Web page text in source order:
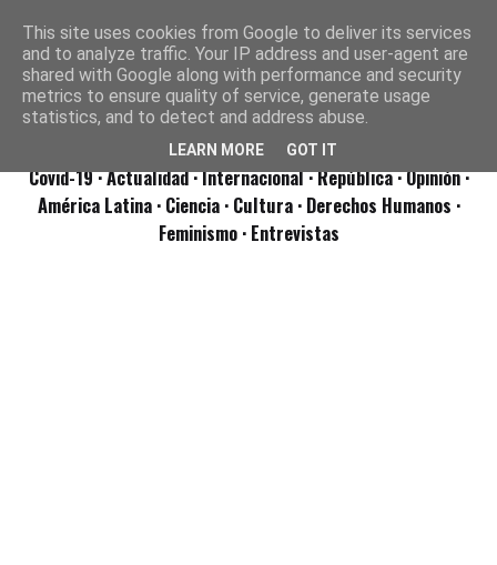
Covid-19· Actualidad· Internacional· República· Opinión·
América Latina · Ciencia · Cultura · Derechos Humanos ·
Feminismo · Entrevistas
This site uses cookies from Google to deliver its services
and to analyze traffic. Your IP address and user-agent are
shared with Google along with performance and security
metrics to ensure quality of service, generate usage
statistics, and to detect and address abuse.
LEARN MORE GOT IT